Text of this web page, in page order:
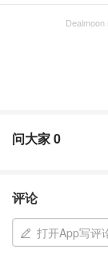
问大家0
评论
打开App写评